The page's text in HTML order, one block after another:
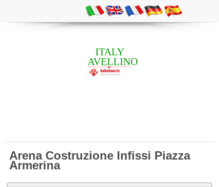
ITALY
AVELLINO
Arena Costruzione Infissi Piazza
Armerina